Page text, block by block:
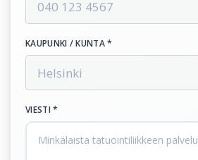
KAUPUNKI / KUNTA *
VIESTI *